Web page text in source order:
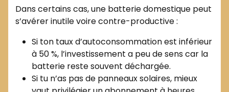
Dans certains cas, une batterie domestique peut
s’avérer inutile voire contre-productive :
Si ton taux d’autoconsommation est inférieur
à 50 %, l’investissement a peu de sens car la
batterie reste souvent déchargée.
Si tu n’as pas de panneaux solaires, mieux